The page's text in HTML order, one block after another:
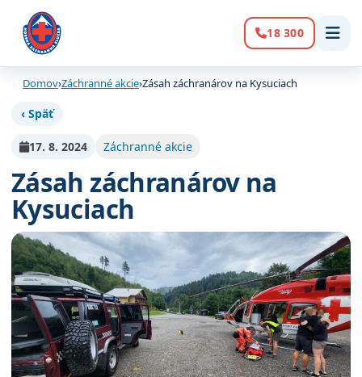
Volanie:
18 300
Domov›Záchranné akcie›Zásah záchranárov na Kysuciach
‹ Späť
17. 8. 2024 Záchranné akcie
Zásah záchranárov na
Kysuciach